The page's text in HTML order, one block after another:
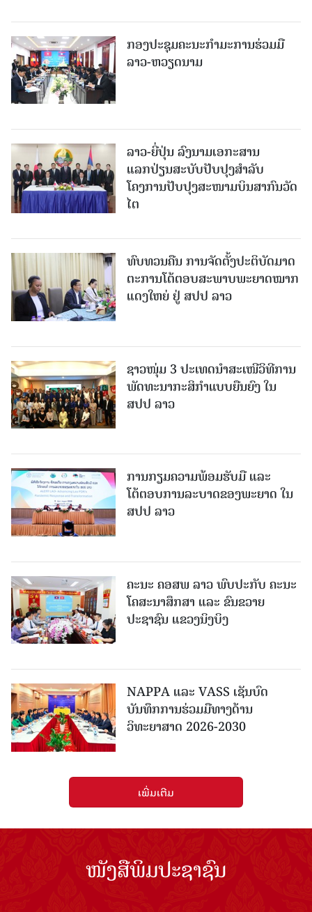
ກອງປະຊຸມຄະນະກຳມະການຮ່ວມມື
ລາວ-ຫວຽດນາມ
ລາວ-ຍີ່ປຸ່ນ ລົງນາມເອກະສານ
ແລກປ່ຽນສະບັບປັບປຸງສໍາລັບ
ໂຄງການປັບປຸງສະໜາມບິນສາກົນວັດ
ໄຕ
ທົບທວນຄືນ ການຈັດຕັ້ງປະຕິບັດມາດ
ຕະການໂຕ້ຕອບສະພາບພະຍາດໝາກ
ແດງໃຫຍ່ ຢູ່ ສປປ ລາວ
ຊາວໜຸ່ມ 3 ປະເທດນຳສະເໜີວິທີການ
ພັດທະນາກະສິກຳແບບຍືນຍົງ ໃນ
ສປປ ລາວ
ການກຽມຄວາມພ້ອມຮັບມື ແລະ
ໂຕ້ຕອບການລະບາດຂອງພະຍາດ ໃນ
ສປປ ລາວ
ຄະນະ ຄອສພ ລາວ ພົບປະກັບ ຄະນະ
ໂຄສະນາສຶກສາ ແລະ ຂົນຂວາຍ
ປະຊາຊົນ ແຂວງນິງບິງ
NAPPA ແລະ VASS ເຊັນບົດ
ບັນທຶກການຮ່ວມມືທາງດ້ານ
ວິທະຍາສາດ 2026-2030
ເພີ່ມເຕີມ
ໜັງສືພິມປະຊາຊົນ